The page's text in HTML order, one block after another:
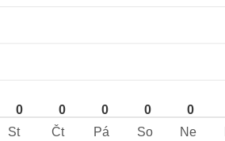
0 0 0 0 0
St Čt Pá So Ne